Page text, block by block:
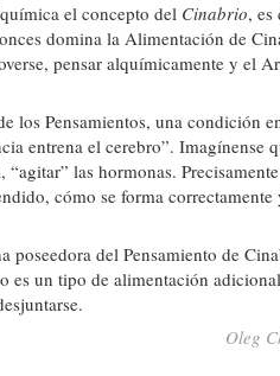
el concepto del Cinabrio, es
domina la Alimentación de
pensar alquímicamente y el
los Pensamientos, una condición
entrena el cerebro”. Imagínense
las hormonas.
cómo se forma correctamente
del Pensamiento de
es un tipo de alimentación
Oleg